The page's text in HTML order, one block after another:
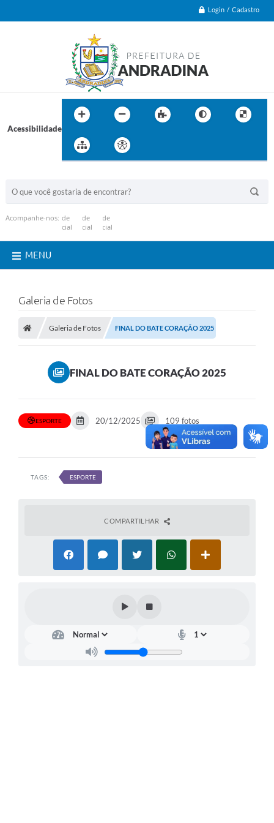
Login / Cadastro
Acessibilidade
Acompanhe-nos:
MENU
Galeria de Fotos
Galeria de Fotos FINAL DO BATE CORAÇÃO 2025
FINAL DO BATE CORAÇÃO 2025
ESPORTE 20/12/2025 109 fotos
TAGS: ESPORTE
COMPARTILHAR